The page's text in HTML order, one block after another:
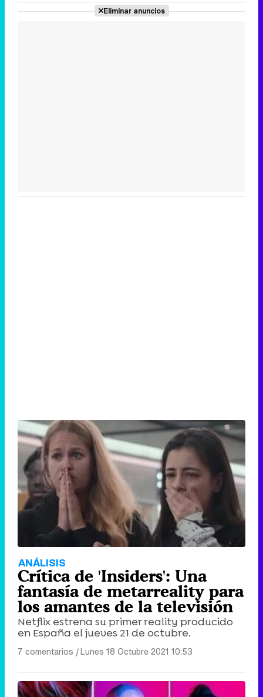
Eliminar anuncios
ANÁLISIS
Crítica de 'Insiders': Una
fantasía de metarreality para
los amantes de la televisión
Netflix estrena su primer reality producido
en España el jueves 21 de octubre.
7 comentarios |Lunes 18 Octubre 2021 10:53